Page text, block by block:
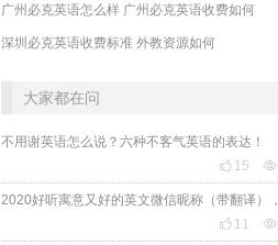
广州必克英语怎么样 广州必克英语收费如何
深圳必克英语收费标准 外教资源如何
大家都在问
不用谢英语怎么说？六种不客气英语的表达！
 15 
 11 